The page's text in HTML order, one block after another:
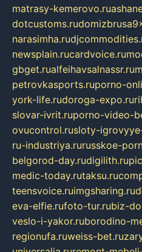
matrasy-kemerovo.ru
dotcustoms.ru
narasimha.ru
newsplain.rucardvoice.ru
gbget.rualfeihavsalnassr.ru
petrovkasports.ruporno-
york-life.rudoroga-expo.ru
slovar-ivrit.ruporno-video-
ovucontrol.rusloty-
ru-industriya.rurusskoe-
belgorod-day.rudigilith.ru
medic-today.rutaksu.ru
teensvoice.ruimgsharing.ru
eva-elfie.rufoto-tur.rubiz-
veslo-i-yakor.ruborodino-
regionufa.ruweiss-bet.ru